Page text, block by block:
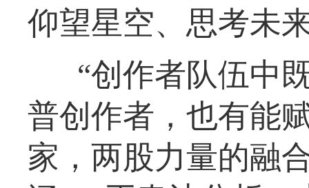
仰望星空、思考未
“创作者队伍中
普创作者，也有能
家，两股力量的融